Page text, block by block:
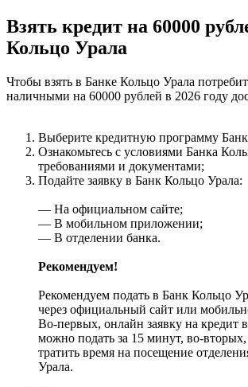
Взять кредит на 60000
Кольцо Урала
Чтобы взять в Банке Кольцо Урала
наличными на 60000 рублей в 2026 году
Выберите кредитную программу
Ознакомьтесь с условиями Банка
требованиями и документами;
Подайте заявку в Банк Кольцо Урала:
— На официальном сайте;
— В мобильном приложении;
— В отделении банка.
Рекомендуем!
Рекомендуем подать в Банк Кольцо
через официальный сайт или
Во-первых, онлайн заявку на кредит
можно подать за 15 минут, во-вторых,
тратить время на посещение
Урала.